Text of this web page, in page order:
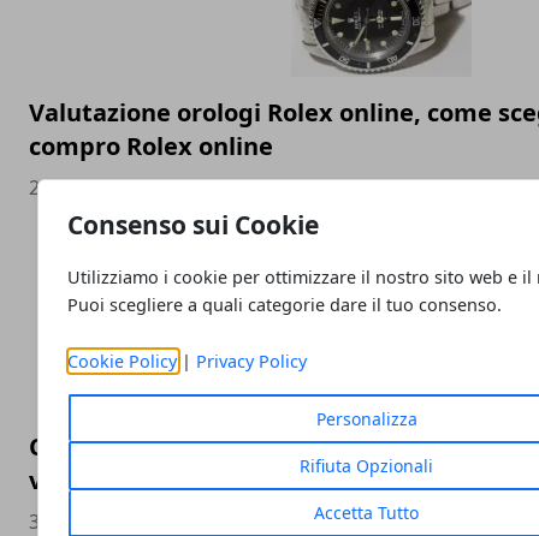
Consenso sui Cookie
Utilizziamo i cookie per ottimizzare il nostro sito web e il
Puoi scegliere a quali categorie dare il tuo consenso.
Cookie Policy| Privacy Policy
Personalizza
Rifiuta Opzionali
Accetta Tutto
Valutazione orologi Rolex online, come
compro Rolex online
23/05/2023
Come cambia la SEO nel 2023 e perché è
visibilità
30/11/2022